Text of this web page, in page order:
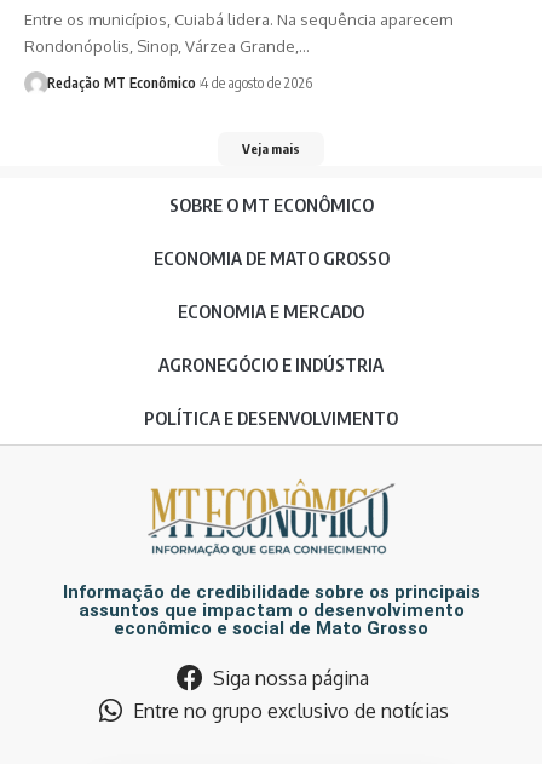
Entre os municípios, Cuiabá lidera. Na sequência aparecem
Rondonópolis, Sinop, Várzea Grande,…
Redação MT Econômico 4 de agosto de 2026
Veja mais
SOBRE O MT ECONÔMICO
ECONOMIA DE MATO GROSSO
ECONOMIA E MERCADO
AGRONEGÓCIO E INDÚSTRIA
POLÍTICA E DESENVOLVIMENTO
Informação de credibilidade sobre os principais
assuntos que impactam o desenvolvimento
econômico e social de Mato Grosso
Siga nossa página
Entre no grupo exclusivo de notícias